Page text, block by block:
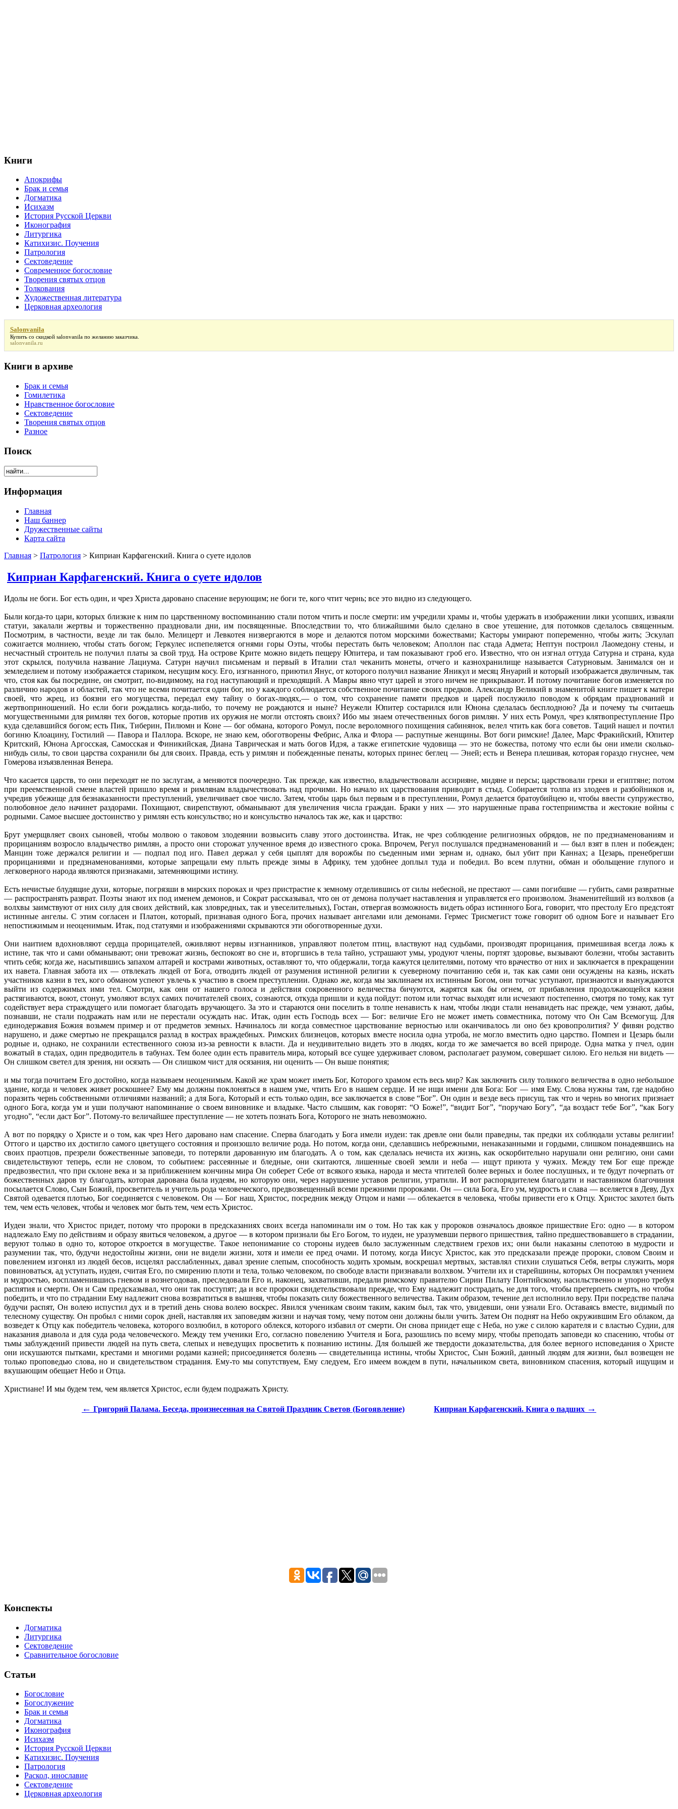
Книги
Апокрифы
Брак и семья
Догматика
Исихазм
История Русской Церкви
Иконография
Литургика
Катихизис. Поучения
Патрология
Сектоведение
Современное богословие
Творения святых отцов
Толкования
Художественная литература
Церковная археология
Salonvanila
Купить со скидкой salonvanilaпо желанию заказчика.
salonvanila.ru
Книги в архиве
Брак и семья
Гомилетика
Нравственное богословие
Сектоведение
Творения святых отцов
Разное
Поиск
Информация
Главная
Наш баннер
Дружественные сайты
Карта сайта
Главная > Патрология > Киприан Карфагенский. Книга о суете идолов
Киприан Карфагенский. Книга о суете идолов
Идолы не боги. Бог есть один, и чрез Христа даровано спасение верующим; не боги те, кого чтит чернь; все это видно из следующего.
Были когда-то цари, которых близкие к ним по царственному воспоминанию стали потом чтить и после смерти: им учредили храмы и, чтобы удержать в изображении лики усопших, изваяли
статуи, закалали жертвы и торжественно праздновали дни, им посвященные. Впоследствии то, что ближайшими было сделано в свое утешение, для потомков сделалось священным.
Посмотрим, в частности, везде ли так было. Мелицерт и Левкотея низвергаются в море и делаются потом морскими божествами; Касторы умирают попеременно, чтобы жить; Эскулап
сожигается молниею, чтобы стать богом; Геркулес испепеляется огнями горы Оэты, чтобы перестать быть человеком; Аполлон пас стада Адмета; Нептун построил Лаомедону стены, и
несчастный строитель не получил платы за свой труд. На острове Крите можно видеть пещеру Юпитера, и там показывают гроб его. Известно, что он изгнал оттуда Сатурна и страна, куда
этот скрылся, получила название Лациума. Сатурн научил письменам и первый в Италии стал чеканить монеты, отчего и казнохранилище называется Сатурновым. Занимался он и
земледелием и потому изображается стариком, несущим косу. Его, изгнанного, приютил Янус, от которого получил название Яникул и месяц Януарий и который изображается двуличным, так
что, стоя как бы посредине, он смотрит, по-видимому, на год наступающий и преходящий. А Мавры явно чтут царей и этого ничем не прикрывают. И потому почитание богов изменяется по
различию народов и областей, так что не всеми почитается один бог, но у каждого соблюдается собственное почитание своих предков. Александр Великий в знаменитой книге пишет к матери
своей, что жрец, из боязни его могущества, передал ему тайну о богах-людях,— о том, что сохранение памяти предков и царей послужило поводом к обрядам празднований и
жертвоприношений. Но если боги рождались когда-либо, то почему не рождаются и ныне? Неужели Юпитер состарился или Юнона сделалась бесплодною? Да и почему ты считаешь
могущественными для римлян тех богов, которые против их оружия не могли отстоять своих? Ибо мы знаем отечественных богов римлян. У них есть Ромул, чрез клятвопреступление Про
куда сделавшийся богом; есть Пик, Тиберин, Пилюмн и Коне — бог обмана, которого Ромул, после вероломного похищения сабинянок, велел чтить как бога советов. Таций нашел и почтил
богиню Клоацину, Гостилий — Павора и Паллора. Вскоре, не знаю кем, обоготворены Фебрис, Алка и Флора — распутные женщины. Вот боги римские! Далее, Марс Фракийский, Юпитер
Критский, Юнона Аргосская, Самосская и Финикийская, Диана Таврическая и мать богов Идэя, а также египетские чудовища — это не божества, потому что если бы они имели сколько-
нибудь силы, то свои царства сохранили бы для своих. Правда, есть у римлян и побежденные пенаты, которых принес беглец — Эней; есть и Венера плешивая, которая гораздо гнуснее, чем
Гомерова изъязвленная Венера.
Что касается царств, то они переходят не по заслугам, а меняются поочередно. Так прежде, как известно, владычествовали ассирияне, мидяне и персы; царствовали греки и египтяне; потом
при преемственной смене властей пришло время и римлянам владычествовать над прочими. Но начало их царствования приводит в стыд. Собирается толпа из злодеев и разбойников и,
учредив убежище для безнаказанности преступлений, увеличивает свое число. Затем, чтобы царь был первым и в преступлении, Ромул делается братоубийцею и, чтобы ввести супружество,
полюбовное дело начинет раздорами. Похищают, свирепствуют, обманывают для увеличения числа граждан. Браки у них — это нарушенные права гостеприимства и жестокие войны с
родными. Самое высшее достоинство у римлян есть консульство; но и консульство началось так же, как и царство:
Брут умерщвляет своих сыновей, чтобы молвою о таковом злодеянии возвысить славу этого достоинства. Итак, не чрез соблюдение религиозных обрядов, не по предзнаменованиям и
прорицаниям возросло владычество римлян, а просто они сторожат улученное время до известного срока. Впрочем, Регул послушался предзнаменований и — был взят в плен и побежден;
Манцин тоже держался религии и — подпал под иго. Павел держал у себя цыплят для ворожбы по съеденным ими зернам и, однако, был убит при Каннах; а Цезарь, пренебрегши
прорицаниями и предзнаменованиями, которые запрещали ему плыть прежде зимы в Африку, тем удобнее доплыл туда и победил. Во всем плутни, обман и обольщение глупого и
легковерного народа являются признаками, затемняющими истину.
Есть нечистые блудящие духи, которые, погрязши в мирских пороках и чрез пристрастие к земному отделившись от силы небесной, не престают — сами погибшие — губить, сами развратные
— распространять разврат. Поэты знают их под именем демонов, и Сократ рассказывал, что он от демона получает наставления и управляется его произволом. Знаменитейший из волхвов (а
волхвы заимствуют от них силу для своих действий, как зловредных, так и увеселительных), Гостан, отвергая возможность видеть образ истинного Бога, говорит, что престолу Его предстоят
истинные ангелы. С этим согласен и Платон, который, признавая одного Бога, прочих называет ангелами или демонами. Гермес Трисмегист тоже говорит об одном Боге и называет Его
непостижимым и неоценимым. Итак, под статуями и изображениями скрываются эти обоготворенные духи.
Они наитием вдохновляют сердца прорицателей, оживляют нервы изгнанников, управляют полетом птиц, властвуют над судьбами, производят прорицания, примешивая всегда ложь к
истине, так что и сами обманывают; они тревожат жизнь, беспокоят во сне и, вторгшись в тела тайно, устрашают умы, уродуют члены, портят здоровье, вызывают болезни, чтобы заставить
чтить себя; когда же, насытившись запахом алтарей и кострами животных, оставляют то, что обдержали, тогда кажутся целителями, потому что врачество от них и заключается в прекращении
их навета. Главная забота их — отвлекать людей от Бога, отводить людей от разумения истинной религии к суеверному почитанию себя и, так как сами они осуждены на казнь, искать
участников казни в тех, кого обманом успеют увлечь к участию в своем преступлении. Однако же, когда мы заклинаем их истинным Богом, они тотчас уступают, признаются и вынуждаются
выйти из содержимых ими тел. Смотри, как они от нашего голоса и действия сокровенного величества бичуются, жарятся как бы огнем, от прибавления продолжающейся казни
растягиваются, воют, стонут, умоляют вслух самих почитателей своих, сознаются, откуда пришли и куда пойдут: потом или тотчас выходят или исчезают постепенно, смотря по тому, как тут
содействует вера страждущего или помогает благодать вручающего. За это и стараются они поселить в толпе ненависть к нам, чтобы люди стали ненавидеть нас прежде, чем узнают, дабы,
познавши, не стали подражать нам или не перестали осуждать нас. Итак, один есть Господь всех — Бог: величие Его не может иметь совместника, потому что Он Сам Всемогущ. Для
единодержавия Божия возьмем пример и от предметов земных. Начиналось ли когда совместное царствование верностью или оканчивалось ли оно без кровопролития? У фивян родство
нарушено, и даже смертью не прекращался разлад в кострах враждебных. Римских близнецов, которых вместе носила одна утроба, не могло вместить одно царство. Помпеи и Цезарь были
родные и, однако, не сохранили естественного союза из-за ревности к власти. Да и неудивительно видеть это в людях, когда то же замечается во всей природе. Одна матка у пчел, один
вожатый в стадах, один предводитель в табунах. Тем более один есть правитель мира, который все сущее удерживает словом, располагает разумом, совершает силою. Его нельзя ни видеть —
Он слишком светел для зрения, ни осязать — Он слишком чист для осязания, ни оценить — Он выше понятия;
и мы тогда почитаем Его достойно, когда называем неоценимым. Какой же храм может иметь Бог, Которого храмом есть весь мир? Как заключить силу толикого величества в одно небольшое
здание, когда и человек живет роскошнее? Ему мы должны поклоняться в нашем уме, чтить Его в нашем сердце. И не ищи имени для Бога: Бог — имя Ему. Слова нужны там, где надобно
поразить чернь собственными отличиями названий; а для Бога, Который и есть только один, все заключается в слове “Бог”. Он один и везде весь присущ, так что и чернь во многих признает
одного Бога, когда ум и уши получают напоминание о своем виновнике и владыке. Часто слышим, как говорят: “О Боже!”, “видит Бог”, “поручаю Богу”, “да воздаст тебе Бог”, “как Богу
угодно”, “если даст Бог”. Потому-то величайшее преступление — не хотеть познать Бога, Которого не знать невозможно.
А вот по порядку о Христе и о том, как чрез Него даровано нам спасение. Сперва благодать у Бога имели иудеи: так древле они были праведны, так предки их соблюдали уставы религии!
Оттого и царство их достигло самого цветущего состояния и произошло величие рода. Но потом, когда они, сделавшись небрежными, ненаказанными и гордыми, слишком понадеявшись на
своих праотцов, презрели божественные заповеди, то потеряли дарованную им благодать. А о том, как сделалась нечиста их жизнь, как оскорбительно нарушали они религию, они сами
свидетельствуют теперь, если не словом, то событием: рассеянные и бледные, они скитаются, лишенные своей земли и неба — ищут приюта у чужих. Между тем Бог еще прежде
предвозвестил, что при склоне века и за приближением кончины мира Он соберет Себе от всякого языка, народа и места чтителей более верных и более послушных, и те будут почерпать от
божественных даров ту благодать, которая дарована была иудеям, но которую они, через нарушение уставов религии, утратили. И вот распорядителем благодати и наставником благочиния
посылается Слово, Сын Божий, просветитель и учитель рода человеческого, предвозвещенный всеми прежними пророками. Он — сила Бога, Его ум, мудрость и слава — вселяется в Деву, Дух
Святой одевается плотью, Бог соединяется с человеком. Он — Бог наш, Христос, посредник между Отцом и нами — облекается в человека, чтобы привести его к Отцу. Христос захотел быть
тем, чем есть человек, чтобы и человек мог быть тем, чем есть Христос.
Иудеи знали, что Христос придет, потому что пророки в предсказаниях своих всегда напоминали им о том. Но так как у пророков означалось двоякое пришествие Его: одно — в котором
надлежало Ему по действиям и образу явиться человеком, а другое — в котором признали бы Его Богом, то иудеи, не уразумевши первого пришествия, тайно предшествовавшего в страдании,
веруют только в одно то, которое откроется в могуществе. Такое непонимание со стороны иудеев было заслуженным следствием грехов их; они были наказаны слепотою в мудрости и
разумении так, что, будучи недостойны жизни, они не видели жизни, хотя и имели ее пред очами. И потому, когда Иисус Христос, как это предсказали прежде пророки, словом Своим и
повелением изгонял из людей бесов, исцелял расслабленных, давал зрение слепым, способность ходить хромым, воскрешал мертвых, заставлял стихии слушаться Себя, ветры служить, моря
повиноваться, ад уступать, иудеи, считая Его, по смирению плоти и тела, только человеком, по свободе власти признавали волхвом. Учители их и старейшины, которых Он посрамлял учением
и мудростью, воспламенившись гневом и вознегодовав, преследовали Его и, наконец, захвативши, предали римскому правителю Сирии Пилату Понтийскому, насильственно и упорно требуя
распятия и смерти. Он и Сам предсказывал, что они так поступят; да и все пророки свидетельствовали прежде, что Ему надлежит пострадать, не для того, чтобы претерпеть смерть, но чтобы
победить, и что по страдании Ему надлежит снова возвратиться в вышняя, чтобы показать силу божественного величества. Таким образом, течение дел исполнило веру. При посредстве палача
будучи распят, Он волею испустил дух и в третий день снова волею воскрес. Явился ученикам своим таким, каким был, так что, увидевши, они узнали Его. Оставаясь вместе, видимый по
телесному существу. Он пробыл с ними сорок дней, наставляя их заповедям жизни и научая тому, чему потом они должны были учить. Затем Он поднят на Небо окружившим Его облаком, да
возведет к Отцу как победитель человека, которого возлюбил, в которого облекся, которого избавил от смерти. Он снова приидет еще с Неба, но уже с силою карателя и с властью Судии, для
наказания диавола и для суда рода человеческого. Между тем ученики Его, согласно повелению Учителя и Бога, разошлись по всему миру, чтобы преподать заповеди ко спасению, чтобы от
тьмы заблуждений привести людей на путь света, слепых и неведущих просветить к познанию истины. Для большей же твердости доказательства, для более верного исповедания о Христе
они искушаются пытками, крестами и многими родами казней; присоединяется болезнь — свидетельница истины, чтобы Христос, Сын Божий, данный людям для жизни, был возвещен не
только проповедью слова, но и свидетельством страдания. Ему-то мы сопутствуем, Ему следуем, Его имеем вождем в пути, начальником света, виновником спасения, который ищущим и
вкушающим обещает Небо и Отца.
Христиане! И мы будем тем, чем является Христос, если будем подражать Христу.
← Григорий Палама. Беседа, произнесенная на Святой Праздник Светов (Богоявление) Киприан Карфагенский. Книга о падших →
Конспекты
Догматика
Литургика
Сектоведение
Сравнительное богословие
Статьи
Богословие
Богослужение
Брак и семья
Догматика
Иконография
Исихазм
История Русской Церкви
Катихизис. Поучения
Патрология
Раскол, инославие
Сектоведение
Церковная археология